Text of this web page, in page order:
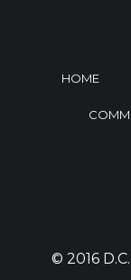
HOME
© 2016